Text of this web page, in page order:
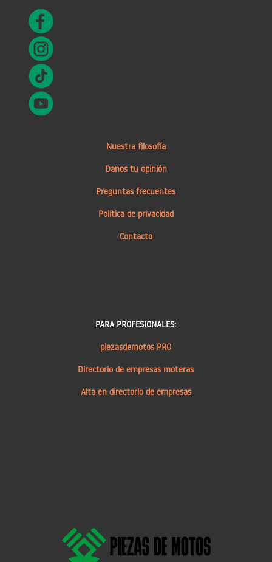
Nuestra filosofía
Danos tu opinión
Preguntas frecuentes
Política de privacidad
Contacto
PARA PROFESIONALES:
piezasdemotos PRO
Directorio de empresas moteras
Alta en directorio de empresas